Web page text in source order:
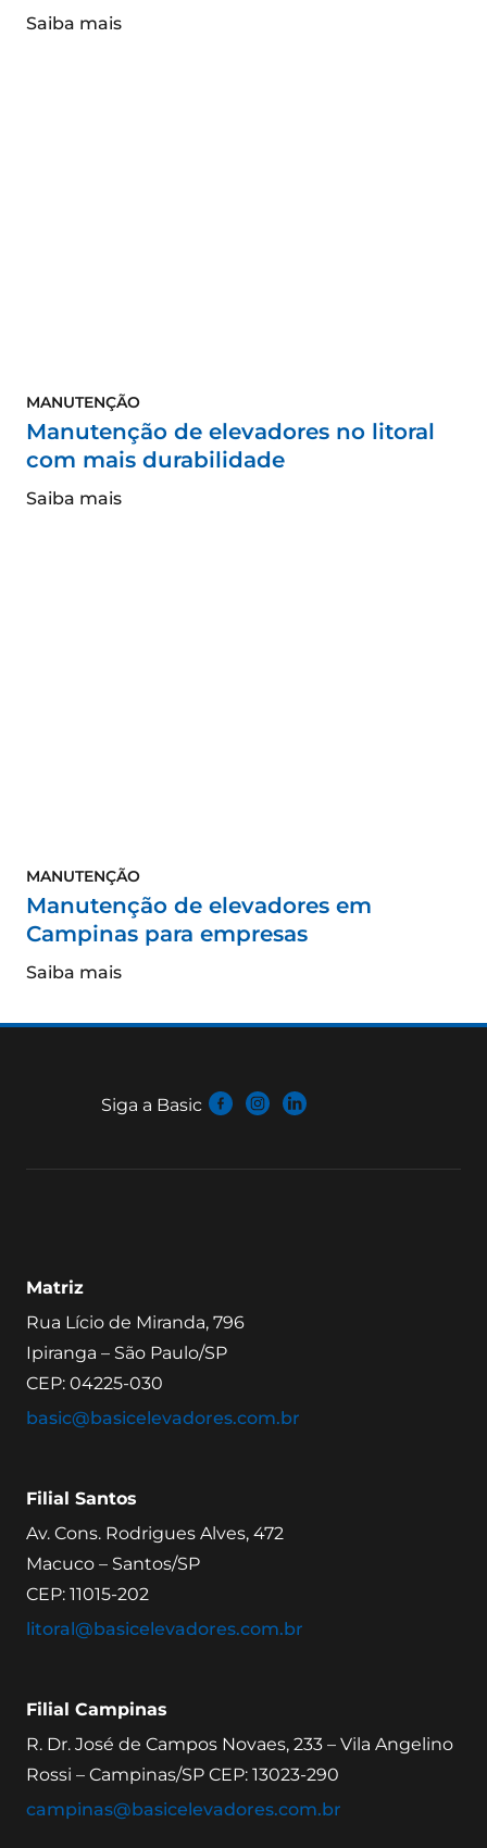
Saiba mais
MANUTENÇÃO
Manutenção de elevadores no litoral
com mais durabilidade
Saiba mais
MANUTENÇÃO
Manutenção de elevadores em
Campinas para empresas
Saiba mais
Siga a Basic
Matriz
Rua Lício de Miranda, 796
Ipiranga – São Paulo/SP
CEP: 04225-030
basic@basicelevadores.com.br
Filial Santos
Av. Cons. Rodrigues Alves, 472
Macuco – Santos/SP
CEP: 11015-202
litoral@basicelevadores.com.br
Filial Campinas
R. Dr. José de Campos Novaes, 233 – Vila Angelino
Rossi – Campinas/SP CEP: 13023-290
campinas@basicelevadores.com.br